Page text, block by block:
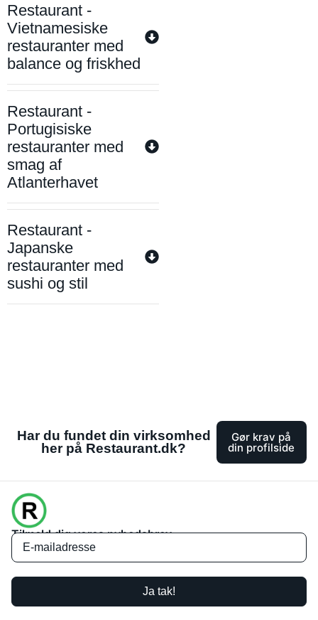
Restaurant -
Vietnamesiske
restauranter med
balance og friskhed
Restaurant -
Portugisiske
restauranter med
smag af
Atlanterhavet
Restaurant -
Japanske
restauranter med
sushi og stil
Har du fundet din virksomhed
her på Restaurant.dk?
Gør krav på
din profilside
Tilmeld dig vores nyhedsbrev
Ja tak!